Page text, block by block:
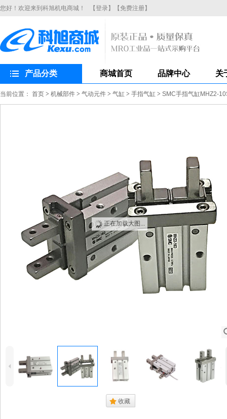
您好！欢迎来到科旭机电商城！ 【登录】 【免费注册】
产品分类 商城首页 品牌中心 关
当前位置： 首页 > 机械部件 > 气动元件 > 气缸 > 手指气缸 > SMC手指气缸MHZ2-
正在加载大图...
4
. 收藏